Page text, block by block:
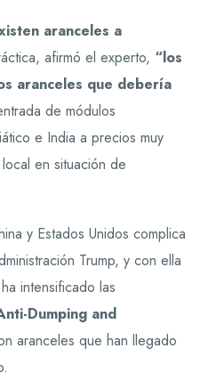
aranceles a
afirmó el experto, “los
aranceles que debería
de módulos
e India a precios muy
en situación de
y Estados Unidos complica
Trump, y con ella
intensificado las
Dumping and
aranceles que han llegado